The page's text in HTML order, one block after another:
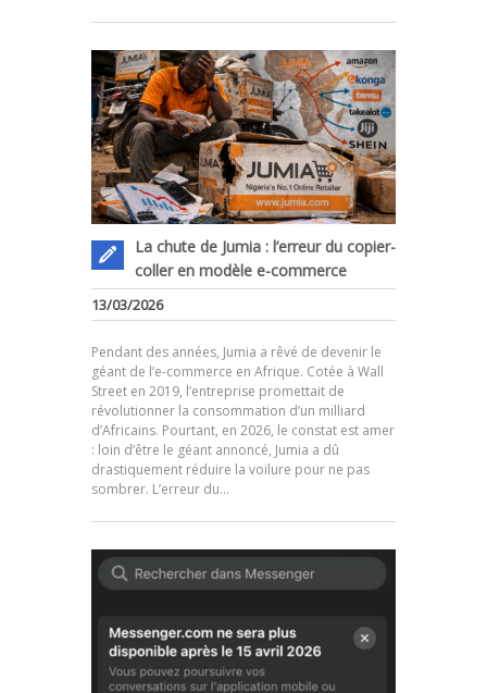
La chute de Jumia : l’erreur du copier-
coller en modèle e-commerce
13/03/2026
Pendant des années, Jumia a rêvé de devenir le
géant de l’e-commerce en Afrique. Cotée à Wall
Street en 2019, l’entreprise promettait de
révolutionner la consommation d’un milliard
d’Africains. Pourtant, en 2026, le constat est amer
: loin d’être le géant annoncé, Jumia a dû
drastiquement réduire la voilure pour ne pas
sombrer. L’erreur du…